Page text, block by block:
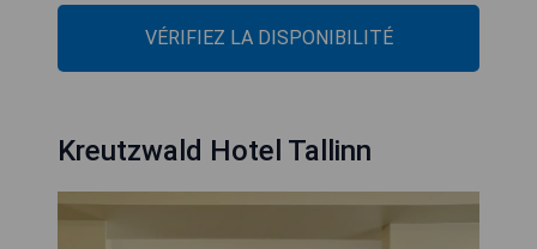
VÉRIFIEZ LA DISPONIBILITÉ
Kreutzwald Hotel Tallinn